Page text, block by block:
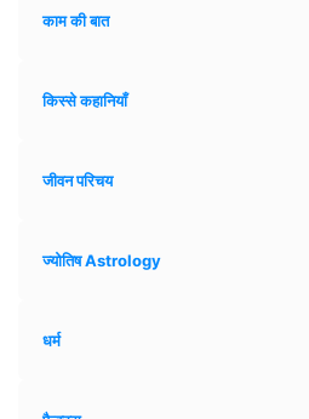
काम की बात
किस्से कहानियाँ
जीवन परिचय
ज्योतिष Astrology
धर्म